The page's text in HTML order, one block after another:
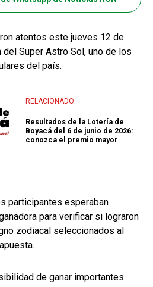
atentos este jueves 12 de
del Super Astro Sol, uno de los
del país.
RELACIONADO
Resultados de la Lotería de
Boyacá del 6 de junio de 2026:
conozca el premio mayor
participantes esperaban
para verificar si lograron
zodiacal seleccionados al
de ganar importantes